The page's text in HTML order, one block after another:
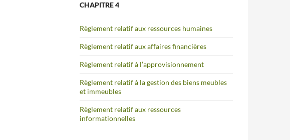
CHAPITRE 4
Règlement relatif aux ressources humaines
Règlement relatif aux affaires financières
Règlement relatif à l’approvisionnement
Règlement relatif à la gestion des biens meubles
et immeubles
Règlement relatif aux ressources
informationnelles